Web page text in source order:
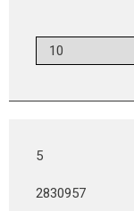
5
2830957